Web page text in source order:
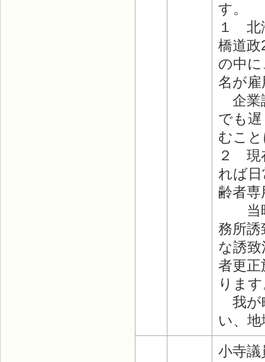
す。
１ 北
橋道
の中
名が
企業
でも
むこ
２ 現
れば
齢者
当時
務所
な誘
者更
りま
我が
い、
小寺